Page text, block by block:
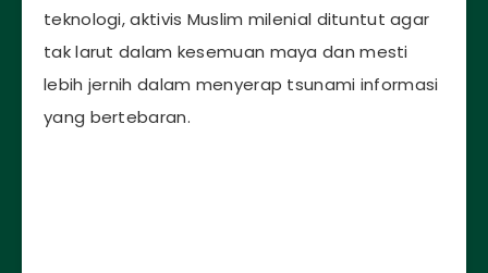
teknologi, aktivis Muslim milenial dituntut agar
tak larut dalam kesemuan maya dan mesti
lebih jernih dalam menyerap tsunami informasi
yang bertebaran.